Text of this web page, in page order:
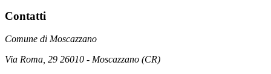
Contatti
Comune di Moscazzano
Via Roma, 29 26010 - Moscazzano (CR)